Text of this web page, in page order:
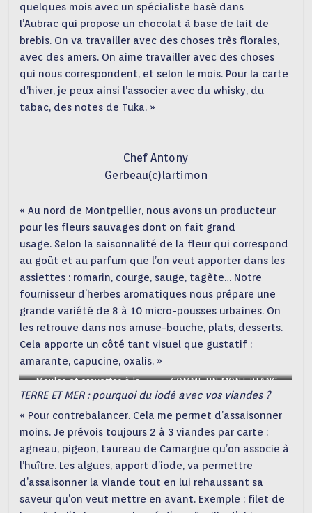
quelques mois avec un spécialiste basé dans
l’Aubrac qui propose un chocolat à base de lait de
brebis. On va travailler avec des choses très florales,
avec des amers. On aime travailler avec des choses
qui nous correspondent, et selon le mois. Pour la carte
d’hiver, je peux ainsi l’associer avec du whisky, du
tabac, des notes de Tuka. »
Chef Antony
Gerbeau(c)lartimon
« Au nord de Montpellier, nous avons un producteur
pour les fleurs sauvages dont on fait grand
usage. Selon la saisonnalité de la fleur qui correspond
au goût et au parfum que l’on veut apporter dans les
assiettes : romarin, courge, sauge, tagète… Notre
fournisseur d’herbes aromatiques nous prépare une
grande variété de 8 à 10 micro-pousses urbaines. On
les retrouve dans nos amuse-bouche, plats, desserts.
Cela apporte un côté tant visuel que gustatif :
amarante, capucine, oxalis. »
Moules et crevettes à la
Dieppoise(c)mfsouchet
COMME UN MONT BLANC
confit d’orange, crème de
marron sorbet
TERRE ET MER : pourquoi du iodé avec vos viandes ?
« Pour contrebalancer. Cela me permet d’assaisonner
moins. Je prévois toujours 2 à 3 viandes par carte :
agneau, pigeon, taureau de Camargue qu’on associe à
l’huître. Les algues, apport d’iode, va permettre
d’assaisonner la viande tout en lui rehaussant sa
saveur qu’on veut mettre en avant. Exemple : filet de